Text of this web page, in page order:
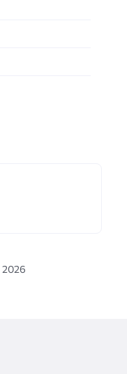
2026